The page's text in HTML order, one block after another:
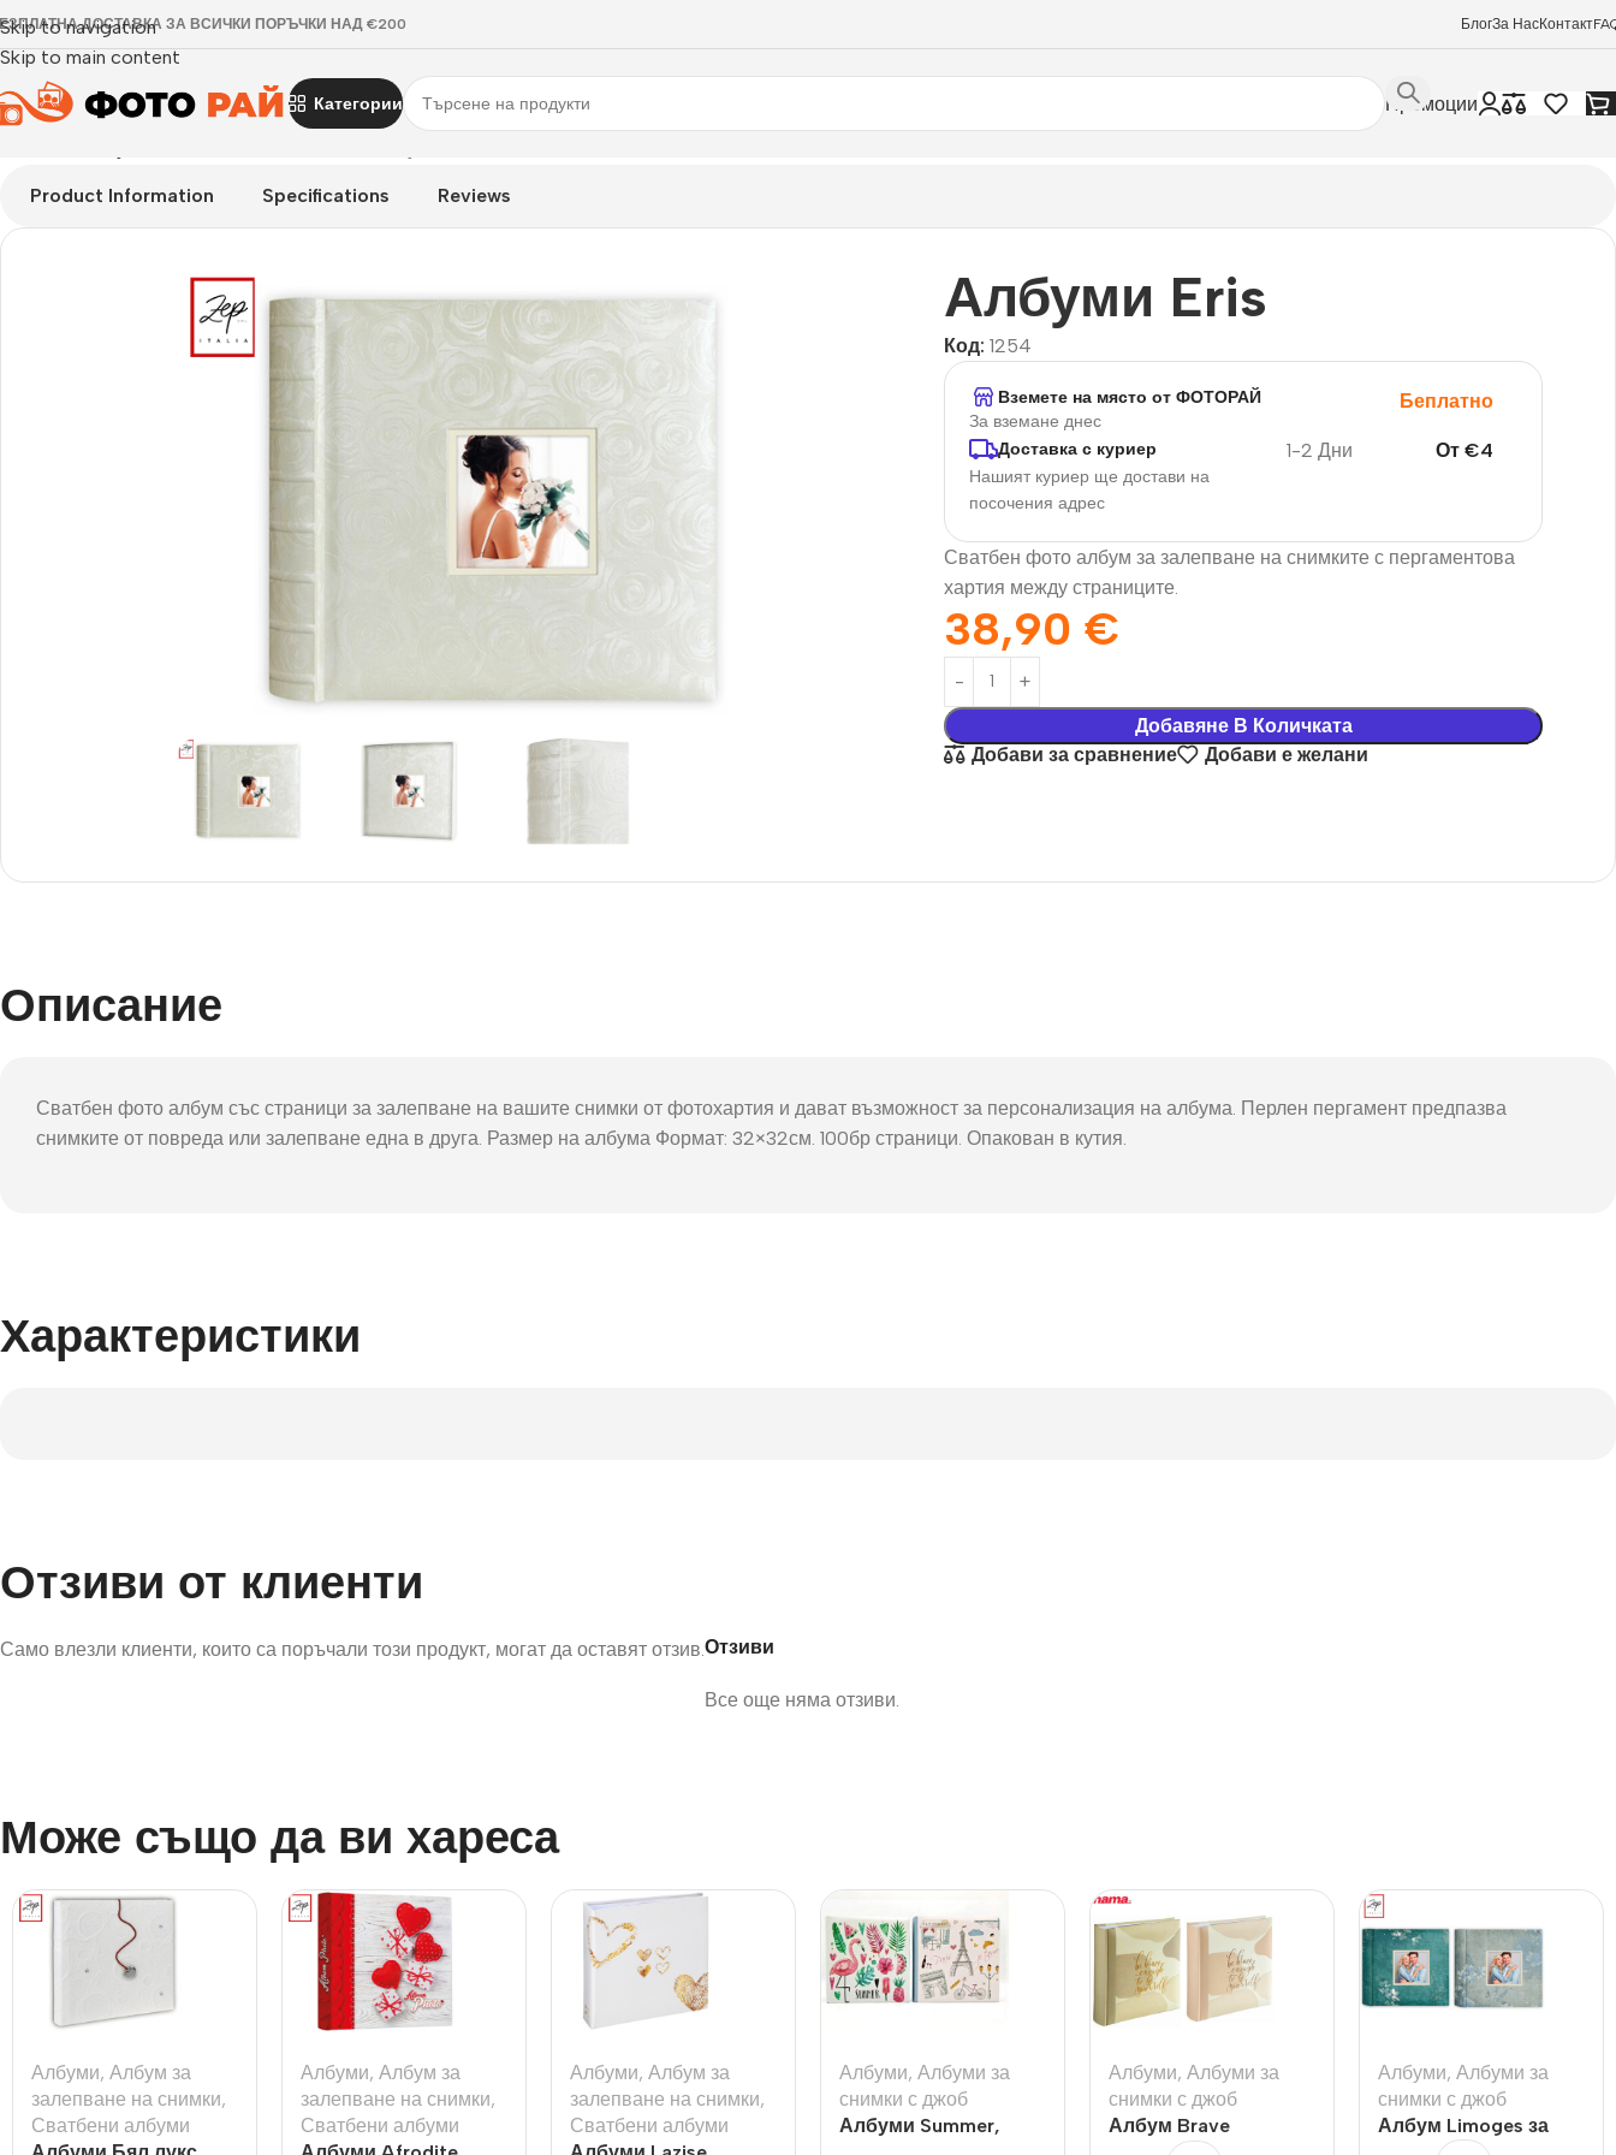
Skip to navigation
Skip to main content
ДОСТАВКА ЗА ВСИЧКИ ПОРЪЧКИ НАД €200 БлогЗа НасКонтакт
Категории
Постери
Стена
Подаръци
Фото пъзел 120
части
Промоции
Product Information Specifications Reviews
Албуми Eris
Код:1254
Вземете на място от ФОТОРАЙ
За вземане днес
Беплатно
Доставка с куриер
Нашият куриер ще достави на
посочения адрес
1-2 Дни От €4
Сватбен фото албум за залепване на снимките с пергаментова
хартия между страниците.
38,90€
Добавяне В Количката
Добави за сравнение
Добави е желани
Описание
Сватбен фото албум със страници за залепване на вашите снимки от фотохартия и дават възможност за персонализация на албума. Перлен пергамент предпазва
снимките от повреда или залепване една в друга. Размер на албума Формат: 32×32см. 100бр страници. Опакован в кутия.
Характеристики
Отзиви от клиенти
Отзиви
Все още няма отзиви.
Само влезли клиенти, които са поръчали този продукт, могат да оставят отзив.
Може също да ви хареса
Албуми, Албум за
залепване на снимки,
Сватбени албуми
Албуми, Албум за
залепване на снимки,
Сватбени албуми
Албуми, Албум за
залепване на снимки,
Сватбени албуми
Албуми, Албуми за
снимки с джоб
Албуми Summer,
Албуми, Албуми за
снимки с джоб
Албум Brave
Албуми, Албуми за
снимки с джоб
Албум Limoges за